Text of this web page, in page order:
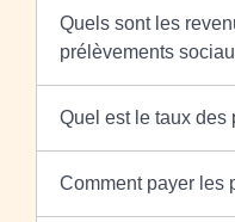
Quels sont les
prélèvements
Quel est le taux des
Comment payer les